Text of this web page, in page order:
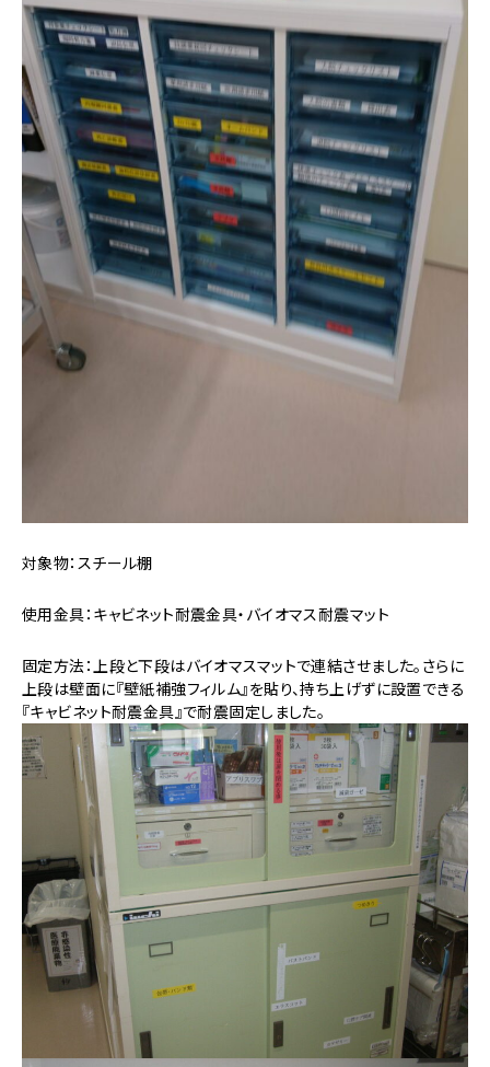
対象物：スチール棚
使用金具：キャビネット耐震金具・バイオマス耐震マット
固定方法：上段と下段はバイオマスマットで連結させました。さらに
上段は壁面に『壁紙補強フィルム』を貼り、持ち上げずに設置できる
『キャビネット耐震金具』で耐震固定しました。